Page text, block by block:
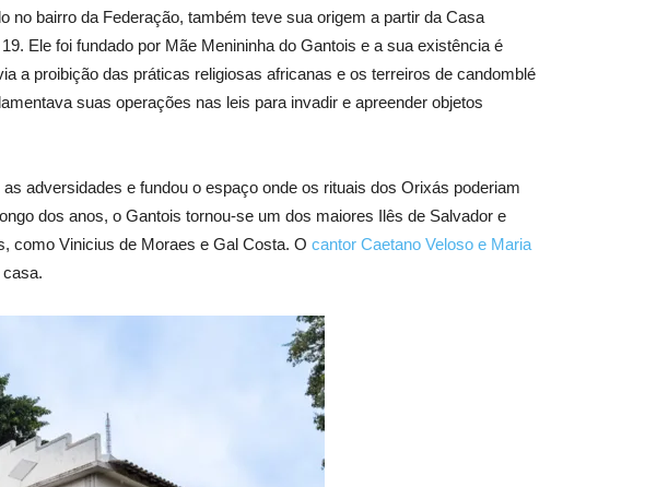
no bairro da Federação, também teve sua origem a partir da Casa
Ele foi fundado por Mãe Menininha do Gantois e a sua existência é
a proibição das práticas religiosas africanas e os terreiros de candomblé
suas operações nas leis para invadir e apreender objetos
adversidades e fundou o espaço onde os rituais dos Orixás poderiam
dos anos, o Gantois tornou-se um dos maiores Ilês de Salvador e
como Vinicius de Moraes e Gal Costa. O cantor Caetano Veloso e Maria